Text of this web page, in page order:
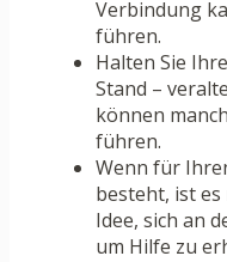
Verbindung
führen.
Halten Sie
Stand –
können
führen.
Wenn für
besteht, ist
Idee, sich an
um Hilfe zu